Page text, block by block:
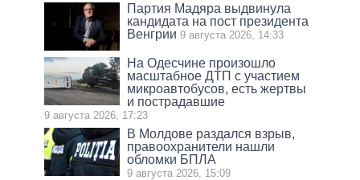
Партия Мадяра выдвинула
кандидата на пост президента
Венгрии 9 августа 2026, 14:33
На Одесчине произошло
масштабное ДТП с участием
микроавтобусов, есть жертвы
и пострадавшие
9 августа 2026, 17:23
В Молдове раздался взрыв,
правоохранители нашли
обломки БПЛА
9 августа 2026, 15:09